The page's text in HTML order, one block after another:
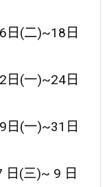
日(二)~18日
日(一)~24日
日(一)~31日
日(三)~ 9 日